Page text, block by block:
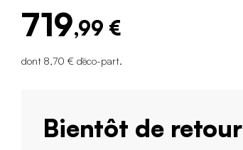
719,99 €
dont 8,70 € d'éco-part.
Bientôt de retour